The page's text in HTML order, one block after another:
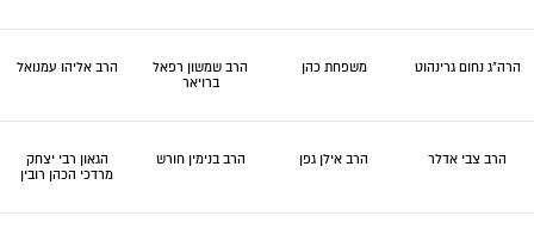
הרה"ג נחום גרינהוט משפחת כהן
הרב שמשון רפאל
ברויאר
הרב אליהו עמנואל
הרב צבי אדלר הרב אילן גפן הרב בנימין חורש
הגאון רבי יצחק
מרדכי הכהן רובין